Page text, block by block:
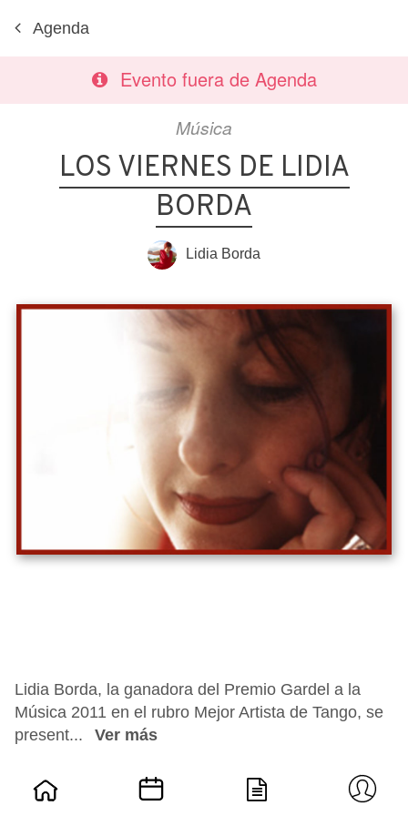
Agenda
Evento fuera de Agenda
Música
LOS VIERNES DE LIDIA
BORDA
Lidia Borda
Lidia Borda, la ganadora del Premio Gardel a la
Música 2011 en el rubro Mejor Artista de Tango, se
present...
Ver más